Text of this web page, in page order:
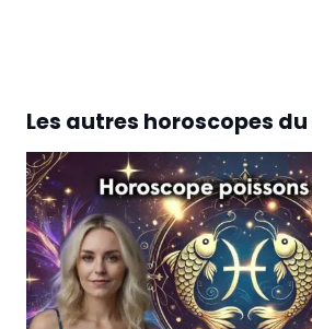
Les autres horoscopes du